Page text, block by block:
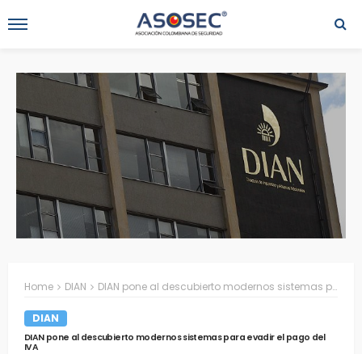
Home DIAN ​DIAN pone al descubierto modernos sistemas para evadir el pago del IVA
DIAN
​DIAN pone al descubierto modernos sistemas para evadir el pago del
IVA